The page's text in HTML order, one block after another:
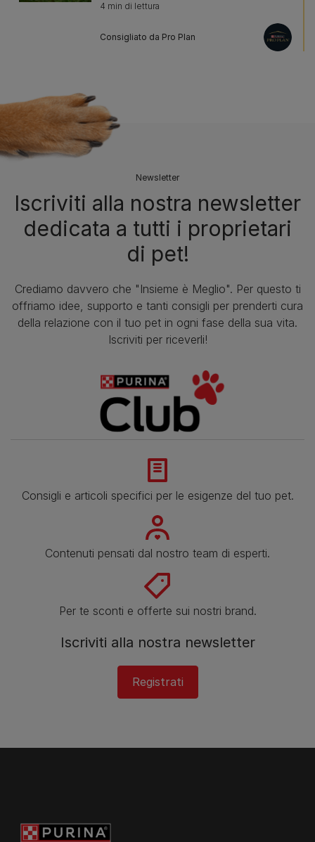
4 min di lettura
Consigliato da Pro Plan
Newsletter
Iscriviti alla nostra newsletter
dedicata a tutti i proprietari
di pet!
Crediamo davvero che "Insieme è Meglio". Per questo ti
offriamo idee, supporto e tanti consigli per prenderti cura
della relazione con il tuo pet in ogni fase della sua vita.
Iscriviti per riceverli!
Consigli e articoli specifici per le esigenze del tuo pet.
Contenuti pensati dal nostro team di esperti.
Per te sconti e offerte sui nostri brand.
Iscriviti alla nostra newsletter
Registrati